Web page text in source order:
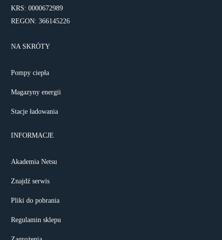
KRS: 0000672989
REGON: 366145226
NA SKRÓTY
Pompy ciepła
Magazyny energii
Stacje ładowania
INFORMACJE
Akademia Netsu
Znajdź serwis
Pliki do pobrania
Regulamin sklepu